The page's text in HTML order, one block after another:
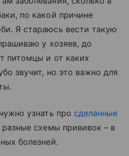
по какой причине
Я стараюсь вести такую
у хозяев, до
питомцы и от каких
звучит, но это важно для
узнать про сделанные
разные схемы прививок – в
болезней.